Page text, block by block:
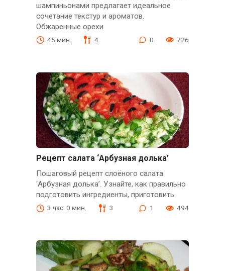
шампиньонами предлагает идеальное
сочетание текстур и ароматов.
Обжаренные орехи
45 мин. 4 0 726
Рецепт салата ‘Арбузная долька’
Пошаговый рецепт слоёного салата
‘Арбузная долька’. Узнайте, как правильно
подготовить ингредиенты, приготовить
3 час. 0 мин. 3 1 494